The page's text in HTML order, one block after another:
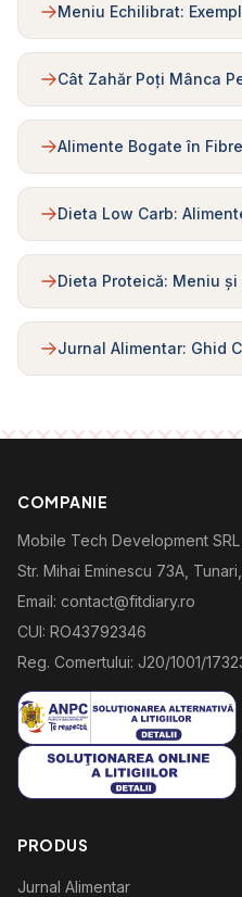
Meniu Echilibrat:
Cât Zahăr Poți Mânca
Alimente Bogate în
Dieta Low Carb:
Dieta Proteică: Meniu și
Jurnal Alimentar: Ghid
COMPANIE
Mobile Tech Development SRL
Str. Mihai Eminescu 73A,
Email: contact@fitdiary.ro
CUI: RO43792346
Reg. Comertului: J20/1001/
PRODUS
Jurnal Alimentar